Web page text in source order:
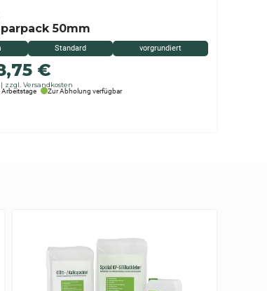
Standard vorgrundiert
50mm
€
zzgl. Versandkosten
Arbeitstage Zur Abholung verfügbar